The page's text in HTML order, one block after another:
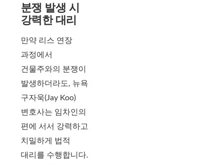
분쟁 발생 시
강력한 대리
만약 리스 연장
과정에서
건물주와의 분쟁이
발생하더라도, 뉴욕
구자욱(Jay Koo)
변호사는 임차인의
편에 서서 강력하고
치밀하게 법적
대리를 수행합니다.